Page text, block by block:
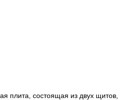
плита, состоящая из двух щитов,